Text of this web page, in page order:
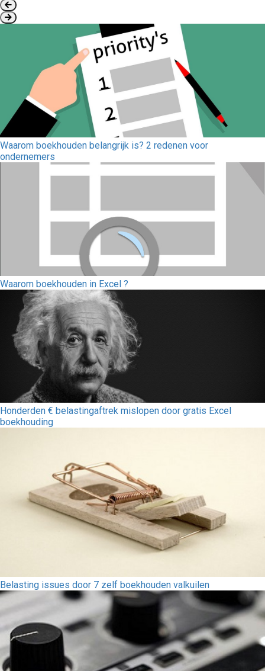
Waarom boekhouden belangrijk is? 2 redenen voor
ondernemers
Waarom boekhouden in Excel ?
Honderden € belastingaftrek mislopen door gratis Excel
boekhouding
Belasting issues door 7 zelf boekhouden valkuilen